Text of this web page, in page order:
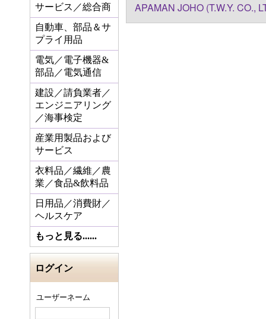
サービス／総合商
自動車、部品＆サ
プライ用品
電気／電子機器&
部品／電気通信
建設／請負業者／
エンジニアリング
／海事検定
産業用製品および
サービス
衣料品／繊維／農
業／食品&飲料品
日用品／消費財／
ヘルスケア
もっと見る......
ログイン
ユーザーネーム
APAMAN JOHO (T.W.Y. CO.,